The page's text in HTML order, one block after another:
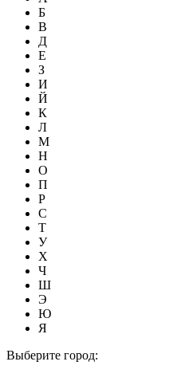
Б
В
Д
Е
З
И
Й
К
Л
М
Н
О
П
Р
С
Т
У
Х
Ч
Ш
Э
Ю
Я
Выберите город: